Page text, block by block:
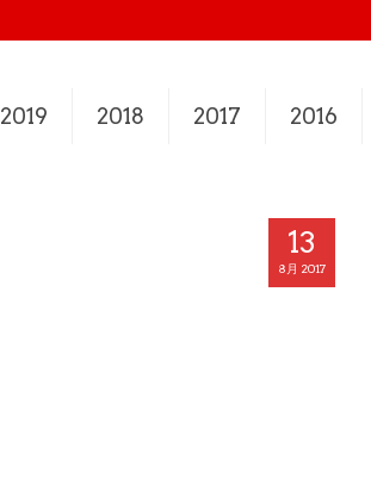
2019 2018 2017 2016
13
8月 2017